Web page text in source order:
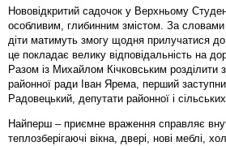
Нововідкритий садочок у Верхньому
особливим, глибинним змістом. За
діти матимуть змогу щодня прилучатися
це покладає велику відповідальність на
Разом із Михайлом Кічковським розділити
районної ради Іван Ярема, перший
Радовецький, депутати районної і
Найперш – приємне враження справляє
теплозберігаючі вікна, двері, нові меблі,